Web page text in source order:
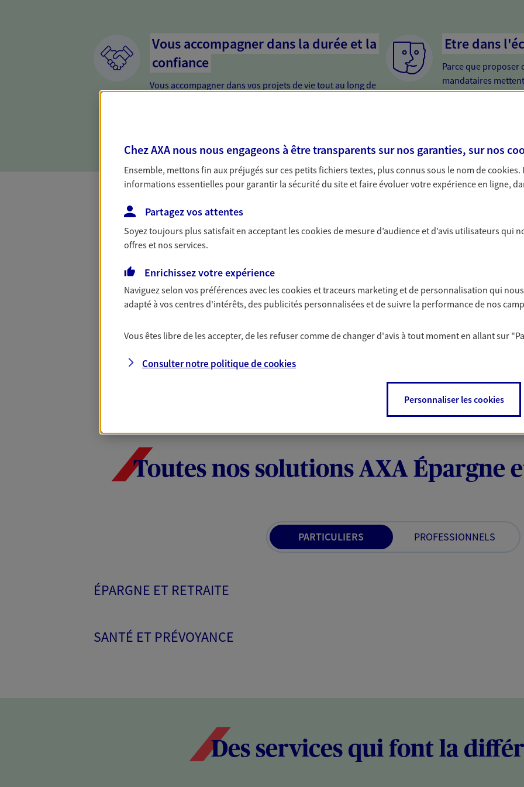
Vous accompagner dans la durée et la
confiance
Vous accompagner dans vos projets de vie tout au long de
Etre dans
Parce que proposer
mandataires
pour mieux
Mon Offre Gagnante
nouveaux contrats, bénéficiez d'un remboursement allant jusqu'à 300€ sur votre compte.
Offre soumise à conditions et valable sur une sélection de contrat Santé, Prévoyance et
Epargne & Retraite.
PROFITER DE L'OFFRE
Toutes nos solutions AXA Épargne
PARTICULIERS PROFESSIONNELS
ÉPARGNE ET RETRAITE
SANTÉ ET PRÉVOYANCE
Des services qui font la
Chez AXA nous nous engageons à être transparents sur nos garanties, sur nos
Ensemble, mettons fin aux préjugés sur ces petits fichiers textes, plus connus sous le nom decookies.
informations essentielles pour garantir la sécurité du site et faire évoluer votre expérience en ligne,
Partagez vos attentes
Soyez toujours plus satisfait en acceptant lescookiesde mesure d’audience et d’avis utilisateurs qui
offres et nos services.
Enrichissez votre expérience
Naviguez selon vos préférences avec lescookies et traceurs marketing et de personnalisation qui
adapté à vos centres d'intérêts, des publicités personnalisées et de suivre la performance de nos
Vous êtes libre de les accepter, de les refuser comme de changer d'avis à tout moment en allant sur
Consulter notre politique decookies
Personnaliser les cookies